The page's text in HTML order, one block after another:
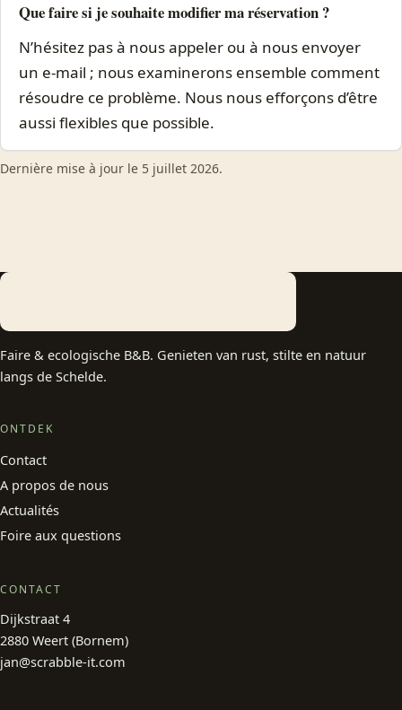
Que faire si je souhaite modifier ma réservation ?
N’hésitez pas à nous appeler ou à nous envoyer
un e-mail ; nous examinerons ensemble comment
résoudre ce problème. Nous nous efforçons d’être
aussi flexibles que possible.
Dernière mise à jour le 5 juillet 2026.
Faire & ecologische B&B. Genieten van rust, stilte en natuur
langs de Schelde.
ONTDEK
Contact
A propos de nous
Actualités
Foire aux questions
CONTACT
Dijkstraat 4
2880 Weert (Bornem)
jan@scrabble-it.com